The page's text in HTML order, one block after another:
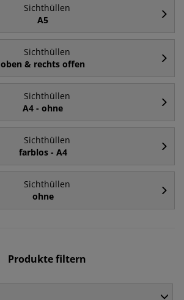
Sichthüllen
A5
Sichthüllen
oben & rechts offen
Sichthüllen
A4 - ohne
Sichthüllen
farblos - A4
Sichthüllen
ohne
Produkte filtern